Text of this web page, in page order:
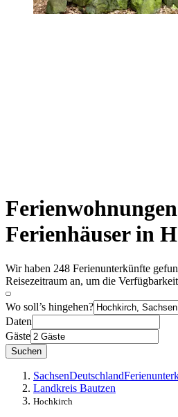
Ferienhäuser in
Wir haben 248 Ferienunterkünfte
Reisezeitraum an, um die
Wo soll’s hingehen?
Daten
Gäste
Suchen
SachsenDeutschland
Landkreis Bautzen
Hochkirch